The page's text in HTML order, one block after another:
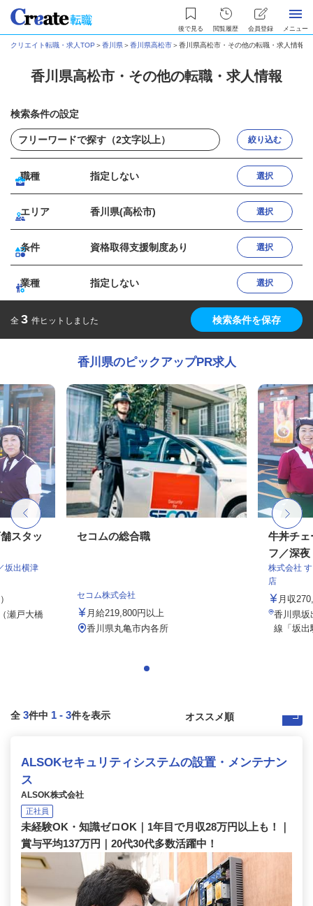
後で見る 閲覧履歴 会員登録 メニュー
クリエイト転職・求人TOP ＞香川県＞香川県高松市＞香川県高松市・その他の転職・求人情報
香川県高松市・その他の転職・求人情報
検索条件の設定
絞り込む
職種 指定しない 選択
エリア 香川県(高松市) 選択
条件 資格取得支援制度あり 選択
業種 指定しない 選択
全 3 件ヒットしました 検索条件を保存
香川県のピックアップPR求人
スタッ
坂出横津
瀬戸大橋
セコムの総合職
セコム株式会社
月給219,800円以上
香川県丸亀市内各所
牛丼チェ
フ／深夜
株式会社
店
月収
香川県坂
線「坂出
全 3件中 1 - 3件を表示
ALSOKセキュリティシステムの設置・メンテナン
ス
ALSOK株式会社
正社員
未経験OK・知識ゼロOK｜1年目で月収28万円以上も！｜
賞与平均137万円｜20代30代多数活躍中！